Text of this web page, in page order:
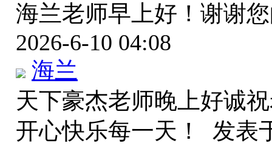
海兰老师早上好！谢谢
2026-6-10 04:08
海兰
天下豪杰老师晚上好诚
开心快乐每一天！ 发表